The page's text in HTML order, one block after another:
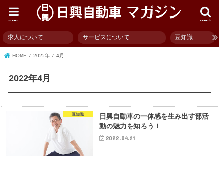
search
menu
求人について サービスについて 豆知識
HOME 2022年 4月
2022年4月
豆知識
日興自動車の一体感を生み出す部活
動の魅力を知ろう！
2022.04.21